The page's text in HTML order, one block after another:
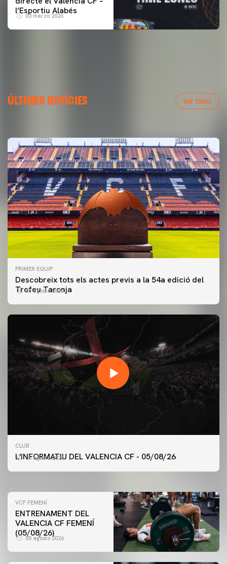
l’Esportiu Alabés
03 marzo 2026
ÚLTIMES NOTÍCIES VER TODAS
ENTRENAMENT DEL VALENCIA CF 6/8/2026
PRIMER EQUIP
Descobreix tots els actes previs a la 54a edició del
Trofeu Taronja
06 agosto 2026
CLUB
L'INFORMATIU DEL VALENCIA CF - 05/08/26
05 agosto 2026
PRIMER EQUIP
ENTRENAMENT DEL VALENCIA CF 5/8/2026
VCF FEMENÍ
ENTRENAMENT DEL
VALENCIA CF FEMENÍ
(05/08/26)
05 agosto 2026